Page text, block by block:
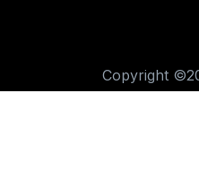
Copyright